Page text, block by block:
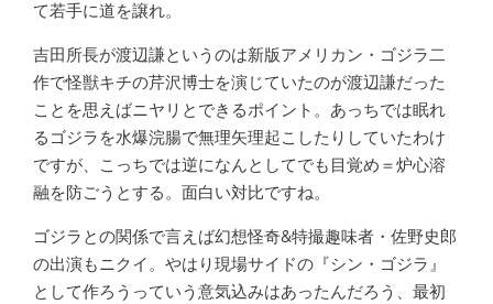
て若手に道を譲れ。
吉田所長が渡辺謙というのは新版アメリカン・ゴジラ二
作で怪獣キチの芹沢博士を演じていたのが渡辺謙だった
ことを思えばニヤリとできるポイント。あっちでは眠れ
るゴジラを水爆浣腸で無理矢理起こしたりしていたわけ
ですが、こっちでは逆になんとしてでも目覚め＝炉心溶
融を防ごうとする。面白い対比ですね。
ゴジラとの関係で言えば幻想怪奇&特撮趣味者・佐野史郎
の出演もニクイ。やはり現場サイドの『シン・ゴジラ』
として作ろうっていう意気込みはあったんだろう、最初